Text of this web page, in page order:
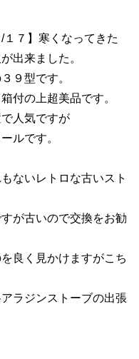
７】寒くなってきた
出来ました。
９型です。
付の上超美品です。
人気ですが
ルです。
ないレトロな古いスト
が古いので交換をお勧
良く見かけますがこち
ラジンストーブの出張